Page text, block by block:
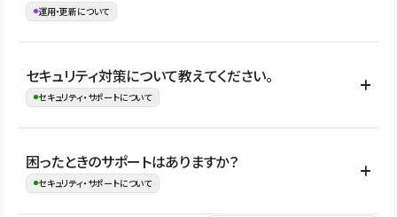
ージをご覧ください。
運用・更新について
はい。CMSやコンポーネントを活用して更新範囲を設計しておく
ことで、デザインを崩しにくい状態で運用できます。 さらにコン
ながらレイアウトに影響を与えずに更新作業を進めやすくなりま
す。
セキュリティ対策について教えてください。
セキュリティ・サポートについて
Studioでは、公開サイトやサービスを安全に利用できるよう、通信
の暗号化、データ保護、アクセス管理、脆弱性対策など、複数の観
困ったときのサポートはありますか？
セキュリティ・サポートについて